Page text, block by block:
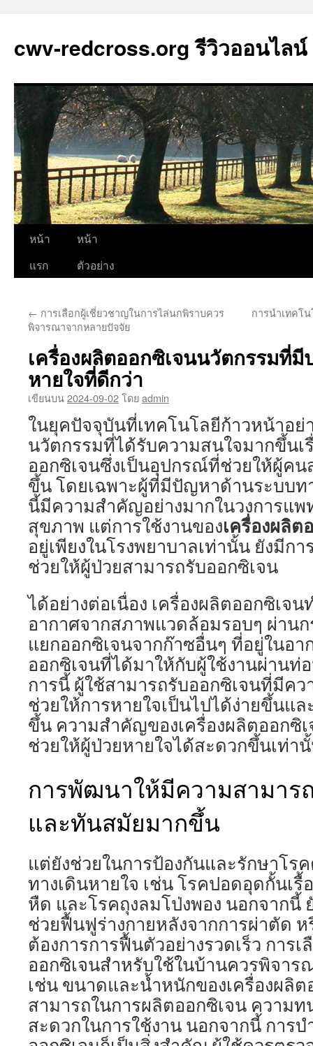
cwv-redcross.org รีวิวออนไลน์
ข้าม
ไป
เนื้อหา
หน้า
แรก
หน้า
ตัวอย่าง
← การเลือกผู้เชี่ยวชาญในการไล่นกพิราบควร
พิจารณาจากหลายปัจจัย
การนำเทคโ
เครื่องผลิตออกซิเจนนวัตกรรมที่มี
หายใจที่ดีกว่า
เขียนบน2024-09-02โดยadmin
ในยุคปัจจุบันที่เทคโนโลยีก้าวหน้าอย่
นวัตกรรมที่ได้รับความสนใจมากขึ้นเ
ออกซิเจนซึ่งเป็นอุปกรณ์ที่ช่วยให้ผู้คน
ขึ้น โดยเฉพาะผู้ที่มีปัญหาด้านระบบท
นี้มีความสำคัญอย่างมากในวงการแ
สุขภาพ แต่การใช้งานของเครื่องผลิต
อยู่เพียงในโรงพยาบาลเท่านั้น ยังมีก
ช่วยให้ผู้ป่วยสามารถรับออกซิเจน
ได้อย่างต่อเนื่อง เครื่องผลิตออกซิเจ
อากาศจากสภาพแวดล้อมรอบๆ ผ่าน
แยกออกซิเจนจากก๊าซอื่นๆ ที่อยู่ในอา
ออกซิเจนที่ได้มาให้กับผู้ใช้งานผ่านท่
การนี้ ผู้ใช้สามารถรับออกซิเจนที่มีค
ช่วยให้การหายใจเป็นไปได้ง่ายขึ้นแ
ขึ้น ความสำคัญของเครื่องผลิตออกซิ
ช่วยให้ผู้ป่วยหายใจได้สะดวกขึ้นเท่า
การพัฒนาให้มีความสามาร
และทันสมัยมากขึ้น
แต่ยังช่วยในการป้องกันและรักษาโร
ทางเดินหายใจ เช่น โรคปอดอุดกั้นเรื้
หืด และโรคถุงลมโป่งพอง นอกจากนี้
ช่วยฟื้นฟูร่างกายหลังจากการผ่าตัด ห
ต้องการการฟื้นตัวอย่างรวดเร็ว การ
ออกซิเจนสำหรับใช้ในบ้านควรพิจา
เช่น ขนาดและน้ำหนักของเครื่องผลิ
สามารถในการผลิตออกซิเจน ความ
สะดวกในการใช้งาน นอกจากนี้ การบ